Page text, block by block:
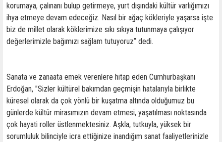
korumaya, çalınanı bulup getirmeye, yurt dışındaki kültür varlığımızı
ihya etmeye devam edeceğiz. Nasıl bir ağaç kökleriyle yaşarsa işte
biz de millet olarak köklerimize sıkı sıkıya tutunmaya çalışıyor
değerlerimizle bağımızı sağlam tutuyoruz” dedi.
Sanata ve zanaata emek verenlere hitap eden Cumhurbaşkanı
Erdoğan, "Sizler kültürel bakımdan geçmişin hatalarıyla birlikte
küresel olarak da çok yönlü bir kuşatma altında olduğumuz bu
günlerde kültür mirasımızın devam etmesi, yaşatılması noktasında
çok hayati roller üstlenmektesiniz. Aşkla, tutkuyla, yüksek bir
sorumluluk bilinciyle icra ettiğinize inandığım sanat faaliyetlerinizle